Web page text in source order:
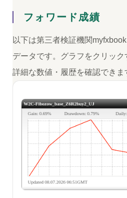
フォワード成績
以下は第三者検証機関
データです。グラフをクリッ
詳細な数値・履歴を確認できま